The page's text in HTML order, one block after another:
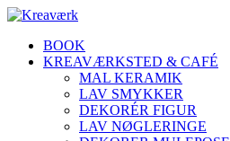
BOOK
KREAVÆRKSTED & CAFÉ
MAL KERAMIK
LAV SMYKKER
DEKORÉR FIGUR
LAV NØGLERINGE